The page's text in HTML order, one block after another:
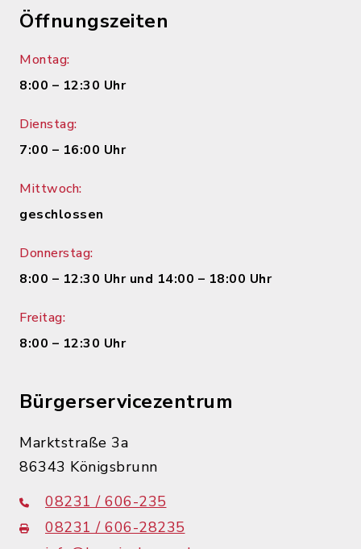
Öffnungszeiten
Montag:
8:00 – 12:30 Uhr
Dienstag:
7:00 – 16:00 Uhr
Mittwoch:
geschlossen
Donnerstag:
8:00 – 12:30 Uhr und 14:00 – 18:00 Uhr
Freitag:
8:00 – 12:30 Uhr
Bürgerservicezentrum
Marktstraße 3a
86343 Königsbrunn
08231 / 606-235
08231 / 606-28235